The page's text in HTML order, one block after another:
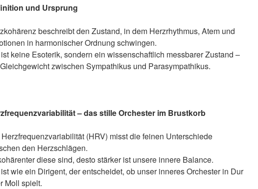
und Ursprung
beschreibt den Zustand, in dem Herzrhythmus, Atem und
in harmonischer Ordnung schwingen.
keine Esoterik, sondern ein wissenschaftlich messbarer Zustand –
zwischen Sympathikus und Parasympathikus.
– das stille Orchester im Brustkorb
(HRV) misst die feinen Unterschiede
den Herzschlägen.
diese sind, desto stärker ist unsere innere Balance.
wie ein Dirigent, der entscheidet, ob unser inneres Orchester in Dur
Moll spielt.